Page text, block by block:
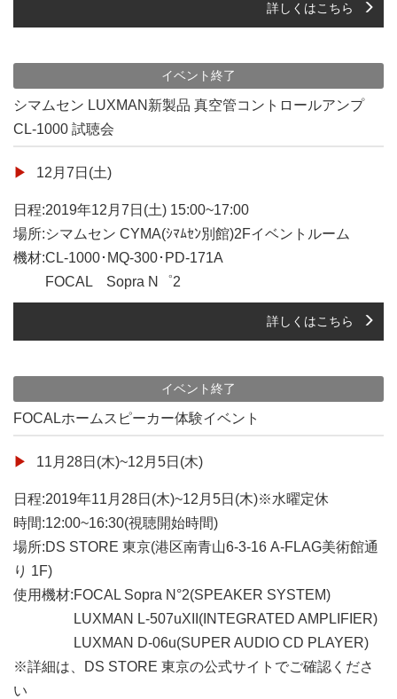
詳しくはこちら
イベント終了
シマムセン LUXMAN新製品 真空管コントロールアンプ
CL-1000 試聴会
12月7日(土)
日程:2019年12月7日(土) 15:00~17:00
場所:シマムセン CYMA(ｼﾏﾑｾﾝ別館)2Fイベントルーム
機材:CL-1000･MQ-300･PD-171A
FOCAL Sopra N゜2
詳しくはこちら
イベント終了
FOCALホームスピーカー体験イベント
11月28日(木)~12月5日(木)
日程:2019年11月28日(木)~12月5日(木)※水曜定休
時間:12:00~16:30(視聴開始時間)
場所:DS STORE 東京(港区南青山6-3-16 A-FLAG美術館通
り 1F)
使用機材:FOCAL Sopra N°2(SPEAKER SYSTEM)
LUXMAN L-507uXII(INTEGRATED AMPLIFIER)
LUXMAN D-06u(SUPER AUDIO CD PLAYER)
※詳細は、DS STORE 東京の公式サイトでご確認くださ
い